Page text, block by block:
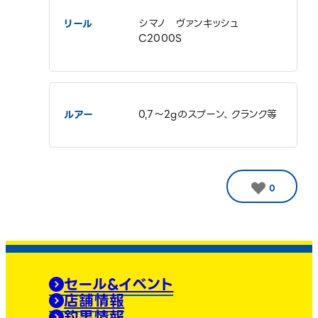
リール
シマノ ヴァンキッシュ
C2000S
ルアー 0,7〜2gのスプーン、クランク等
0
セール&イベント
店舗情報